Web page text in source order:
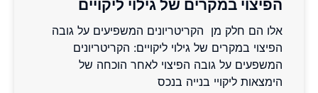
הפיצוי במקרים של גילוי ליקויים
אלו הם חלק מן הקריטריונים המשפיעים על גובה
הפיצוי במקרים של גילוי ליקויים: הקריטריונים
המשפעים על גובה הפיצוי לאחר הוכחה של
הימצאות ליקויי בנייה בנכס